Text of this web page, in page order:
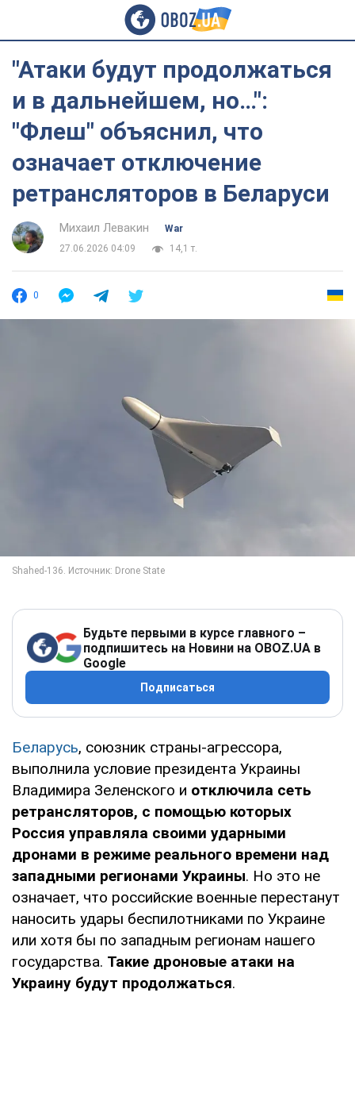
"Атаки будут продолжаться
и в дальнейшем, но…":
"Флеш" объяснил, что
означает отключение
ретрансляторов в Беларуси
Михаил Левакин
War
27.06.2026 04:09
14,1 т.
0
Будьте первыми в курсе главного –
подпишитесь на Новини на OBOZ.UA в
Google
Подписаться
Беларусь, союзник страны-агрессора,
выполнила условие президента Украины
Владимира Зеленского и отключила сеть
ретрансляторов, с помощью которых
Россия управляла своими ударными
дронами в режиме реального времени над
западными регионами Украины. Но это не
означает, что российские военные перестанут
наносить удары беспилотниками по Украине
или хотя бы по западным регионам нашего
государства. Такие дроновые атаки на
Украину будут продолжаться.